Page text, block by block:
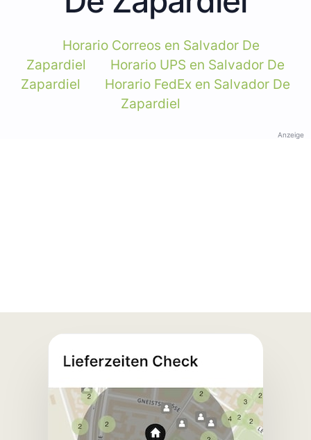
Horario Correos en Salvador De
Zapardiel
Horario UPS en Salvador De
Zapardiel
Horario FedEx en Salvador De
Zapardiel
Anzeige